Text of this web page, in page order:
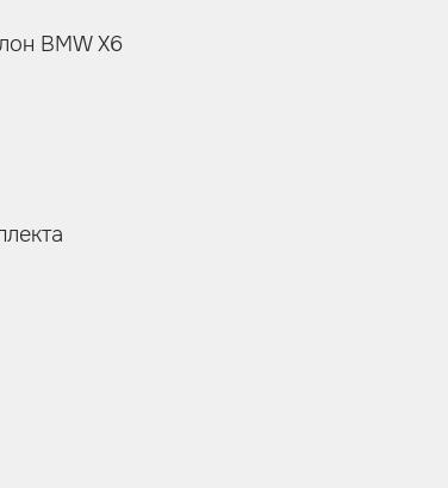
BMW X6